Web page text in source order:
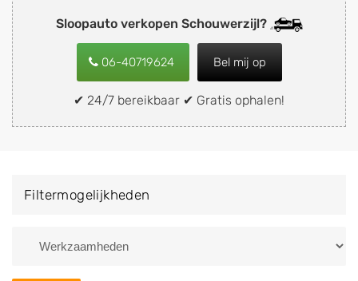
Sloopauto verkopen Schouwerzijl?
06-40719624 Bel mij op
✔ 24/7 bereikbaar ✔ Gratis ophalen!
onderdelen of in de inkoop van sloopauto's,
schadeauto's en tweedehands auto's (ook zonder apk
keuring). Wilt u uw auto, camper, vrachtwagen, motor
of brommobiel snel en eenvoudig verkopen aan een
demontagebedrijf in de buurt, deze zelf wegbrengen
naar de sloop of deze liever laten ophalen op een
van Schouwerzijl en ontvang een vergoeding voor uw
Zoekt u liever naar een sloperij in een andere plaats of
Filtermogelijkheden